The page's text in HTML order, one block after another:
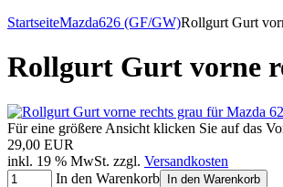
StartseiteMazda626 (GF/GW)Rollgurt Gurt
Rollgurt Gurt vorne
Für eine größere Ansicht klicken Sie auf das
29,00 EUR
inkl. 19 % MwSt. zzgl. Versandkosten
In den Warenkorb
In den Warenkorb